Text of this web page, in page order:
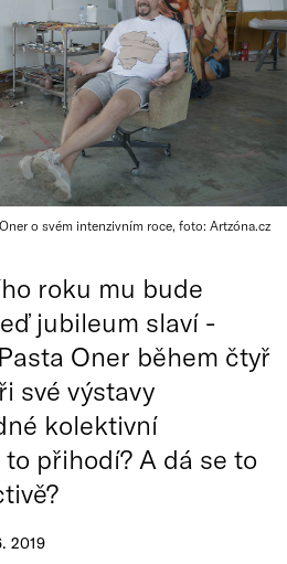
o svém intenzivním roce, foto: Artzóna.cz
2019
roku mu bude
jubileum slaví -
Oner během čtyř
své výstavy
kolektivní
přihodí? A dá se to